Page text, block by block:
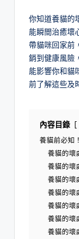
你知道養貓的
能瞬間治癒壞
帶貓咪回家前
銷到健康風險
能影響你和貓
前了解這些及
內容目錄
養貓前必知
養貓的壞
養貓的壞
養貓的壞
養貓的壞
養貓的壞
養貓的壞
養貓的壞